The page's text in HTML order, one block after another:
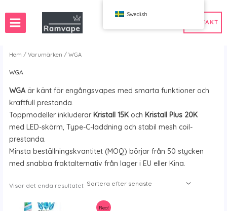
innehåll
KONTAKT
Hem /Varumärken / WGA
WGA
WGA är känt för engångsvapes med smarta funktioner och
kraftfull prestanda.
Toppmodeller inkluderar Kristall 15K och Kristall Plus 20K
med LED-skärm, Type-C-laddning och stabil mesh coil-
prestanda.
Minsta beställningskvantitet (MOQ) börjar från 50 stycken
med snabba fraktalternativ från lager i EU eller Kina.
Visar det enda resultatet
Rea!
Partihandel VapeSpanien Partihandel Vape
Bang
FIHP
OKSO
Swedish